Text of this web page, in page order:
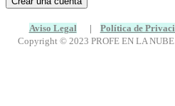
Aviso Legal | Política de
Copyright © 2023 PROFE EN LA